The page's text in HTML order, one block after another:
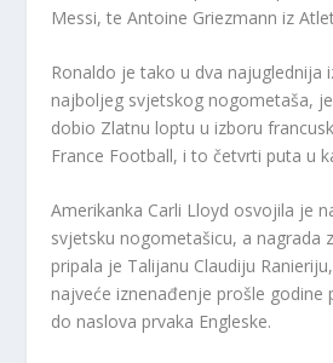
Messi, te Antoine Griezmann iz
Ronaldo je tako u dva najuglednija
najboljeg svjetskog nogometaša,
dobio Zlatnu loptu u izboru
France Football, i to četvrti puta u
Amerikanka Carli Lloyd osvojila je
svjetsku nogometašicu, a nagrada
pripala je Talijanu Claudiju
najveće iznenađenje prošle godine
do naslova prvaka Engleske.